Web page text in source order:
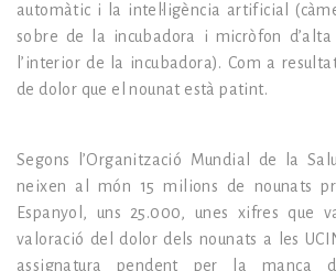
automàtic i la intel·ligència artificial
sobre de la incubadora i micròfon d’alta
l’interior de la incubadora). Com a
de dolor que el nounat està patint.
Segons l’Organització Mundial de la
neixen al món 15 milions de nounats
Espanyol, uns 25.000, unes xifres que
valoració del dolor dels nounats a les
assignatura pendent per la manca